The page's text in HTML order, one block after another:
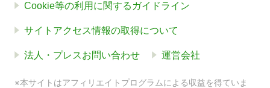
Cookie等の利用に関するガイドライン
サイトアクセス情報の取得について
法人・プレスお問い合わせ 運営会社
※本サイトはアフィリエイトプログラムによる収益を得ていま